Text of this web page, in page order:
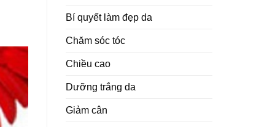
Bí quyết làm đẹp da
Chăm sóc tóc
Chiều cao
Dưỡng trắng da
Giảm cân